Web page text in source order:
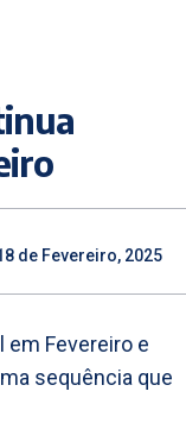
de Fevereiro, 2025
em Fevereiro e
sequência que